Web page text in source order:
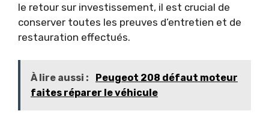
le retour sur investissement, il est crucial de
conserver toutes les preuves d’entretien et de
restauration effectués.
À lire aussi :
Peugeot 208 défaut moteur
faites réparer le véhicule